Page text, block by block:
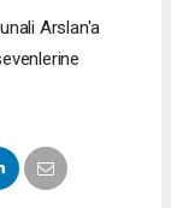
Arslan'a